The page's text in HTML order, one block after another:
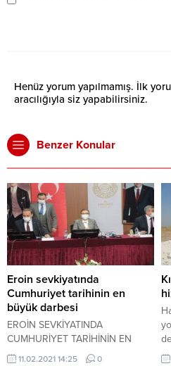
Henüz yorum yapılmamış. İlk
aracılığıyla siz yapabilirsiniz.
Benzer Konular
Eroin sevkiyatında
Cumhuriyet tarihinin en
büyük darbesi
EROİN SEVKİYATINDA
CUMHURİYET TARİHİNİN EN
BÜYÜK DARBESİ
11.02.2021 14:25 0